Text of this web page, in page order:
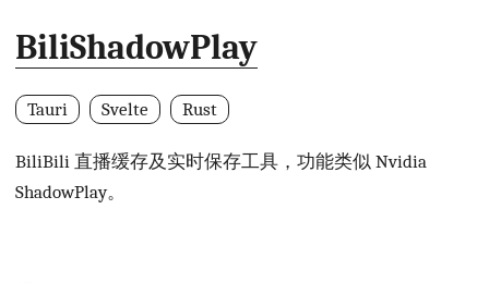
BiliShadowPlay
Tauri Svelte Rust
BiliBili 直播缓存及实时保存工具，功能类似 Nvidia
ShadowPlay。